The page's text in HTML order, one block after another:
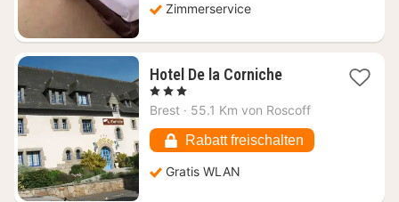
Zimmerservice
Hotel De la Corniche1
ab
€
, 3 Sterne
Brest · 55.1 Km von Roscoff
Rabatt freischalten
Gratis WLAN